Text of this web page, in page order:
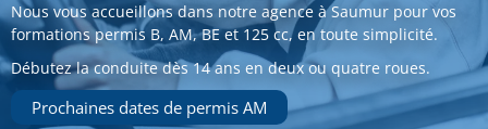
Nous vous accueillons dans notre agence à Saumur pour vos
formations permis B, AM, BE et 125 cc, en toute simplicité.
Débutez la conduite dès 14 ans en deux ou quatre roues.
Prochaines dates de permis AM